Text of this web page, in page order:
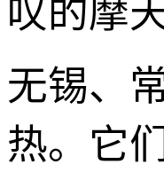
叹的摩
无锡、
热。它